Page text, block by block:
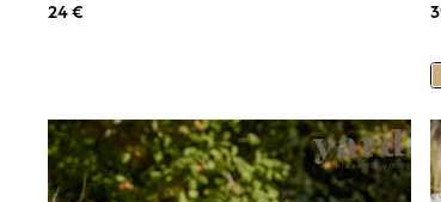
Shorts
Sunsafe Swimwear
Swimshorts
Tops & T-Shirts
24 €